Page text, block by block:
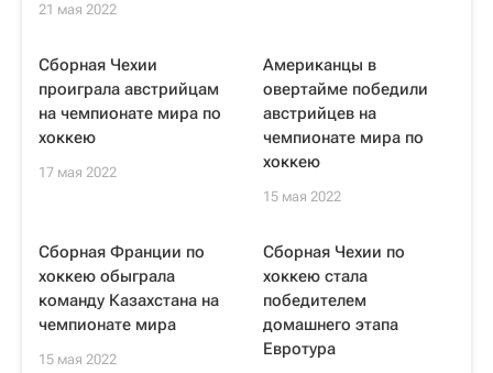
21 мая 2022
Сборная Чехии
проиграла австрийцам
на чемпионате мира по
хоккею
17 мая 2022
Американцы в
овертайме победили
австрийцев на
чемпионате мира по
хоккею
15 мая 2022
Сборная Франции по
хоккею обыграла
команду Казахстана на
чемпионате мира
15 мая 2022
Сборная Чехии по
хоккею стала
победителем
домашнего этапа
Евротура